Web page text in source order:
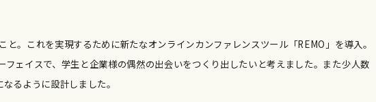
。これを実現するために新たなオンラインカンファレンスツール「REMO」を導入。
ェイスで、学生と企業様の偶然の出会いをつくり出したいと考えました。また少人数
るように設計しました。